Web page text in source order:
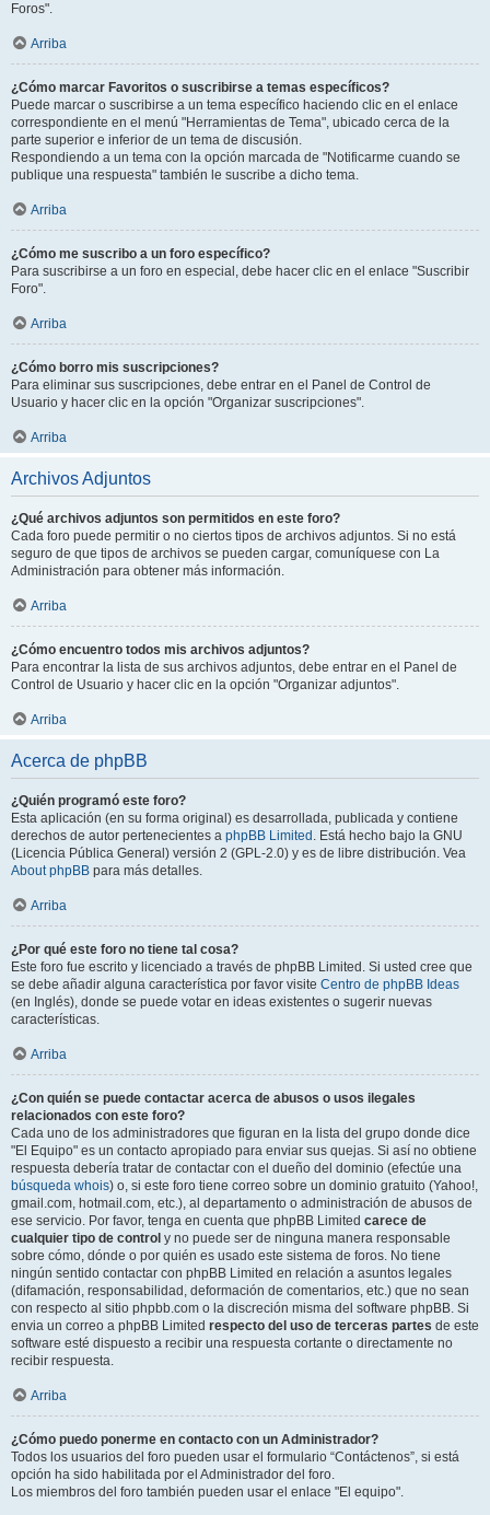
Foros".
Arriba
¿Cómo marcar Favoritos o suscribirse a temas específicos?
Puede marcar o suscribirse a un tema específico haciendo clic en el enlace
correspondiente en el menú "Herramientas de Tema", ubicado cerca de la
parte superior e inferior de un tema de discusión.
Respondiendo a un tema con la opción marcada de "Notificarme cuando se
publique una respuesta" también le suscribe a dicho tema.
Arriba
¿Cómo me suscribo a un foro específico?
Para suscribirse a un foro en especial, debe hacer clic en el enlace "Suscribir
Foro".
Arriba
¿Cómo borro mis suscripciones?
Para eliminar sus suscripciones, debe entrar en el Panel de Control de
Usuario y hacer clic en la opción "Organizar suscripciones".
Arriba
Archivos Adjuntos
¿Qué archivos adjuntos son permitidos en este foro?
Cada foro puede permitir o no ciertos tipos de archivos adjuntos. Si no está
seguro de que tipos de archivos se pueden cargar, comuníquese con La
Administración para obtener más información.
Arriba
¿Cómo encuentro todos mis archivos adjuntos?
Para encontrar la lista de sus archivos adjuntos, debe entrar en el Panel de
Control de Usuario y hacer clic en la opción "Organizar adjuntos".
Arriba
Acerca de phpBB
¿Quién programó este foro?
Esta aplicación (en su forma original) es desarrollada, publicada y contiene
derechos de autor pertenecientes a phpBB Limited . Está hecho bajo la GNU
(Licencia Pública General) versión 2 (GPL-2.0) y es de libre distribución. Vea
About phpBB para más detalles.
Arriba
¿Por qué este foro no tiene tal cosa?
Este foro fue escrito y licenciado a través de phpBB Limited. Si usted cree que
se debe añadir alguna característica por favor visite Centro de phpBB Ideas
(en Inglés), donde se puede votar en ideas existentes o sugerir nuevas
características.
Arriba
¿Con quién se puede contactar acerca de abusos o usos ilegales
relacionados con este foro?
Cada uno de los administradores que figuran en la lista del grupo donde dice
"El Equipo" es un contacto apropiado para enviar sus quejas. Si así no obtiene
respuesta debería tratar de contactar con el dueño del dominio (efectúe una
búsqueda whois) o, si este foro tiene correo sobre un dominio gratuito (Yahoo!,
gmail.com, hotmail.com, etc.), al departamento o administración de abusos de
ese servicio. Por favor, tenga en cuenta que phpBB Limited carece de
cualquier tipo de control y no puede ser de ninguna manera responsable
sobre cómo, dónde o por quién es usado este sistema de foros. No tiene
ningún sentido contactar con phpBB Limited en relación a asuntos legales
(difamación, responsabilidad, deformación de comentarios, etc.) que no sean
con respecto al sitio phpbb.com o la discreción misma del software phpBB. Si
envia un correo a phpBB Limited respecto del uso de terceras partes de este
software esté dispuesto a recibir una respuesta cortante o directamente no
recibir respuesta.
Arriba
¿Cómo puedo ponerme en contacto con un Administrador?
Todos los usuarios del foro pueden usar el formulario “Contáctenos”, si está
opción ha sido habilitada por el Administrador del foro.
Los miembros del foro también pueden usar el enlace "El equipo".